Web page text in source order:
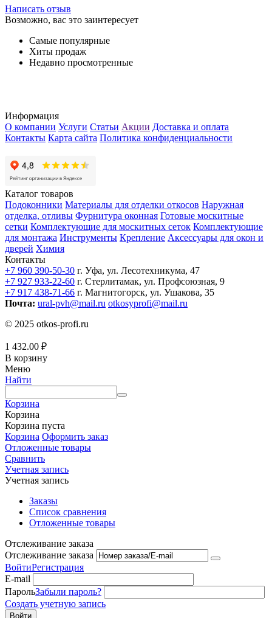
Написать отзыв
Возможно, вас это заинтересует
Самые популярные
Хиты продаж
Недавно просмотренные
Информация
О компании Услуги Статьи Акции Доставка и оплата
Контакты Карта сайта Политика конфиденциальности
Каталог товаров
Подоконники Материалы для отделки откосов Наружная
отделка, отливы Фурнитура оконная Готовые москитные
сетки Комплектующие для москитных сеток Комплектующие
для монтажа Инструменты Крепление Аксессуары для окон и
дверей Химия
Контакты
+7 960 390-50-30 г. Уфа, ул. Лесотехникума, 47
+7 927 933-22-60 г. Стерлитамак, ул. Профсоюзная, 9
+7 917 438-71-66 г. Магнитогорск, ул. Ушакова, 35
Почта: ural-pvh@mail.ru otkosyprofi@mail.ru
© 2025 otkos-profi.ru
1 432.00 ₽
В корзину
Меню
Найти
Корзина
Корзина
Корзина пуста
Корзина Оформить заказ
Отложенные товары
Сравнить
Учетная запись
Учетная запись
Заказы
Список сравнения
Отложенные товары
Отслеживание заказа
Отслеживание заказа
ВойтиРегистрация
E-mail
ПарольЗабыли пароль?
Создать учетную запись
Войти